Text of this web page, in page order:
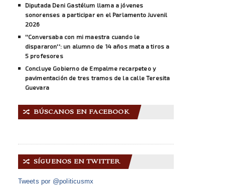
Diputada Deni Gastélum llama a jóvenes
sonorenses a participar en el Parlamento Juvenil
2026
''Conversaba con mi maestra cuando le
dispararon'': un alumno de 14 años mata a tiros a
5 profesores
Concluye Gobierno de Empalme recarpeteo y
pavimentación de tres tramos de la calle Teresita
Guevara
🔀 BÚSCANOS EN FACEBOOK
🔀 SÍGUENOS EN TWITTER
Tweets por @politicusmx